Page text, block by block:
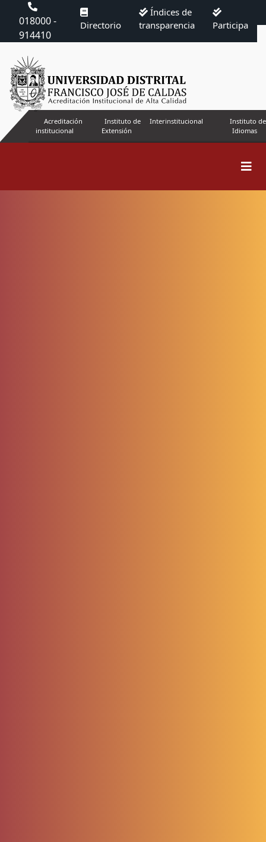
018000 -
914410
Directorio
Índices de
transparencia
Participa
Acreditación
institucional
Instituto de
Extensión
Interinstitucional
Instituto de
Idiomas